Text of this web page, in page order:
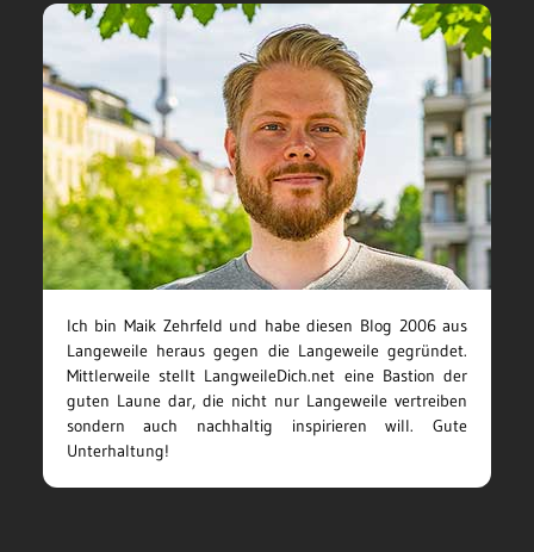
Ich bin Maik Zehrfeld und habe diesen Blog 2006 aus
Langeweile heraus gegen die Langeweile gegründet.
Mittlerweile stellt LangweileDich.net eine Bastion der
guten Laune dar, die nicht nur Langeweile vertreiben
sondern auch nachhaltig inspirieren will. Gute
Unterhaltung!